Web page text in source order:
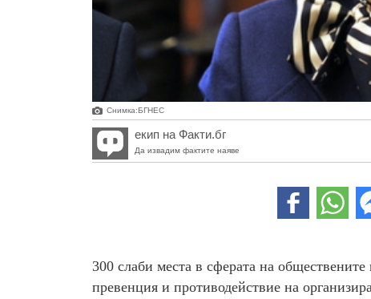
Снимка:БГНЕС
екип на Факти.бг
Да извадим фактите наяве
300 слаби места в сферата на
превенция и противодействие на